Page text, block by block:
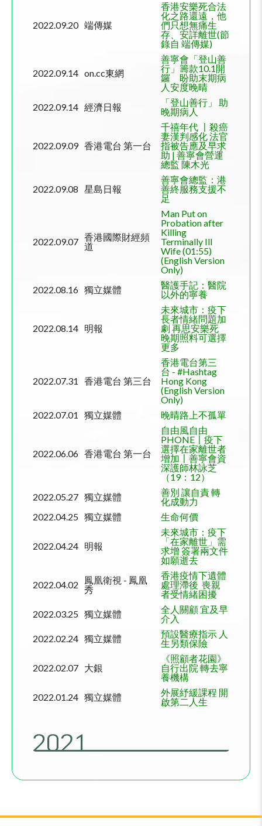
2022.09.20 端傳媒
香港安樂死合法
化之路還遠，他
們只想無痛生
存、安詳離世(節
錄自 端傳媒)
2022.09.14 on.cc東網
善寧會「登山善
行」籌款10.1開
鑼 盼助末期病
人安度晚晴
2022.09.14 經濟日報 「登山善行」 助
晚期病人
2022.09.09 香港電台 第一台
千禧年代 〡殺癌
妻漢判感化 法官
指被告應及早求
助 | 善寧會營運
總監 陳木光
2022.09.08 星島日報
善寧會總監：港
善終服務支援不
足
2022.09.07 香港國際財經頻
道
Man Put on
Probation after
Killing
Terminally Ill
Wife (01:55)
(English Version
Only)
2022.08.16 獨立媒體
醫護手記：醫院
以外的寧養
2022.08.14 明報
未來城市：疫下
長者情緒問題加
劇 再思安樂死
晚期照料可選擇
更多
2022.07.31 香港電台 第三台
香港電台第三
台 - #Hashtag
Hong Kong
(English Version
Only)
2022.07.01
獨立媒體 晚晴路上不孤單
2022.06.06 香港電台 第一台
自由風自由
PHONE〡疫下
選擇在家離世者
增加〡善寧會資
深護師林詠芝
（19：12）
2022.05.27 獨立媒體
善別 讓自責 轉
化成動力
2022.04.25 獨立媒體 生命何價
2022.04.24 明報
未來城市：疫下
「在家離世」需
求增 簽署兩文件
如願逝去
2022.04.02 鳳凰衛視 - 鳳凰
秀
香港疫情下遺體
處理滯後 喪親
者受情緒困擾
2022.03.25 獨立媒體
全人關顧 宜及早
介入
2022.02.24 獨立媒體
預設醫療指示 人
生另類保險
2022.02.07 大銀
《照顧者花園》
自行出院 轉去寧
養機構
2022.01.24 獨立媒體
外展紓緩課程 開
啟第二人生